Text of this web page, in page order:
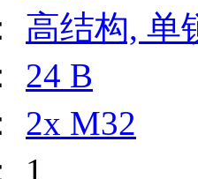
高结构, 单
24 B
2x M32
1